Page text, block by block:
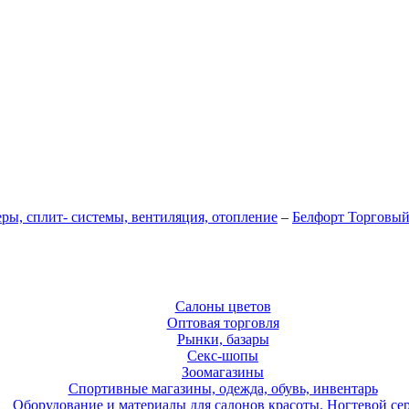
сплит- системы, вентиляция, отопление – Белфорт
Салоны цветов
Оптовая торговля
Рынки, базары
Секс-шопы
Зоомагазины
Спортивные магазины, одежда, обувь, инвентарь
Оборудование и материалы для салонов красоты. Ногтевой